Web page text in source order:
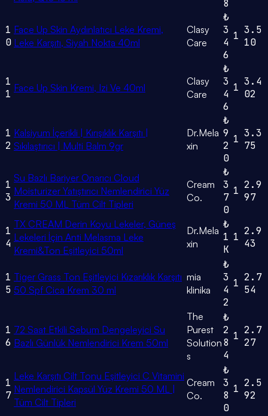
8
1
0
Face Up Skin Aydınlatıcı Leke Kremi,
Leke Karşıtı, Siyah Nokta 40ml
Clasy
Care
₺
3
4
6
1 3.5
10
1
1 Face Up Skin Kremi, Izi Ve 40ml
Clasy
Care
₺
3
4
6
1 3.4
02
1
2
Kalsiyum İçerikli | Kırışıklık Karşıtı |
Sıkılaştırıcı | Multi Balm 9gr
Dr.Mela
xin
₺
9
2
0
1 3.3
75
1
3
Su Bazlı Bariyer Onarıcı Cloud
Moisturizer Yatıştırıcı Nemlendirici Yüz
Kremi 50 ML Tüm Cilt Tipleri
Cream
Co.
₺
3
7
0
1 2.9
97
1
4
TX CREAM Derin Koyu Lekeler, Güneş
Lekeleri İçin Anti Melasma Leke
Kremi&Ton Eşitleyici 50ml
Dr.Mela
xin
₺
1
K
1 2.9
43
1
5
Tiger Grass Ton Eşitleyici Kızarıklık Karşıtı
50 Spf Cica Krem 30 ml
mia
klinika
₺
3
4
2
1 2.7
54
1
6
72 Saat Etkili Sebum Dengeleyici Su
Bazlı Günlük Nemlendirici Krem 50ml
The
Purest
Solution
s
₺
2
8
4
1 2.7
27
1
7
Leke Karşıtı Cilt Tonu Eşitleyici C Vitamini
Nemlendirici Kapsül Yüz Kremi 50 ML |
Tüm Cilt Tipleri
Cream
Co.
₺
3
8
0
1 2.5
92